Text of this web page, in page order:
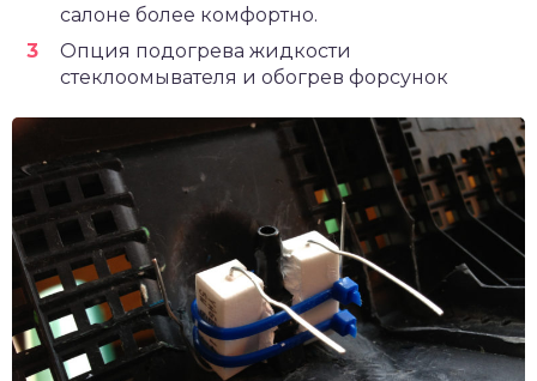
салоне более комфортно.
Опция подогрева жидкости
стеклоомывателя и обогрев форсунок